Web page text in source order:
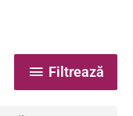
Filtrează